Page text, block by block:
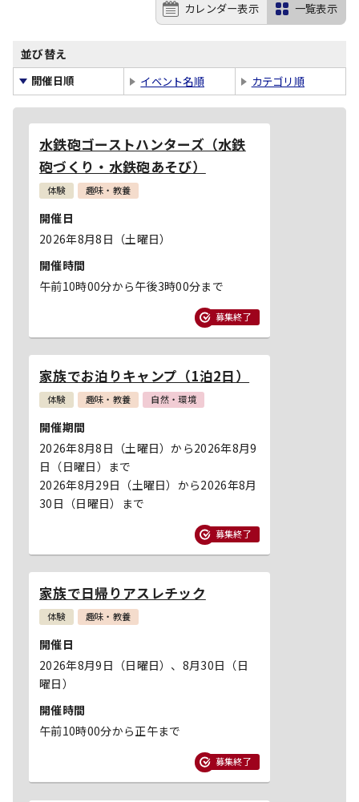
カレンダー表示 一覧表示
並び替え
開催日順 イベント名順 カテゴリ順
水鉄砲ゴーストハンターズ（水鉄
砲づくり・水鉄砲あそび）
体験 趣味・教養
開催日
2026年8月8日（土曜日）
開催時間
午前10時00分から午後3時00分まで
募集終了
家族でお泊りキャンプ（1泊2日）
体験 趣味・教養 自然・環境
開催期間
2026年8月8日（土曜日）から2026年8月9
日（日曜日）まで
2026年8月29日（土曜日）から2026年8月
30日（日曜日）まで
募集終了
家族で日帰りアスレチック
体験 趣味・教養
開催日
2026年8月9日（日曜日） 、8月30日（日
曜日）
開催時間
午前10時00分から正午まで
募集終了